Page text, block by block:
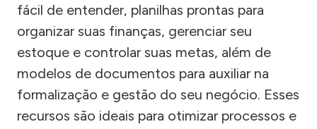
fácil de entender, planilhas prontas para
organizar suas finanças, gerenciar seu
estoque e controlar suas metas, além de
modelos de documentos para auxiliar na
formalização e gestão do seu negócio. Esses
recursos são ideais para otimizar processos e